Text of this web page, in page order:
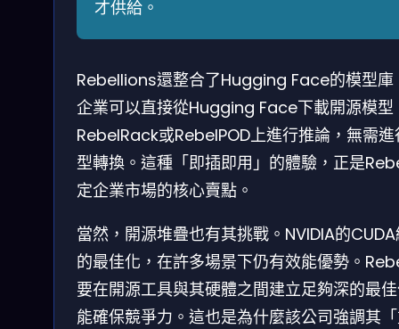
才供給。
Rebellions還整合了Hugging Face的模型庫
企業可以直接從Hugging Face下載開源模型
RebelRack或RebelPOD上進行推論，無需
型轉換。這種「即插即用」的體驗，正是
定企業市場的核心賣點。
當然，開源堆疊也有其挑戰。NVIDIA的
的最佳化，在許多場景下仍有效能優勢。
要在開源工具與其硬體之間建立足夠深的最
能確保競爭力。這也是為什麼該公司強調其